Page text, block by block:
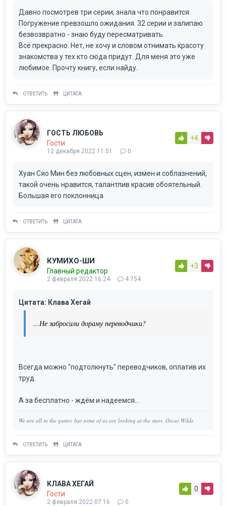
Давно посмотрев три серии, знала что понравится.
Погружение превзошло ожидания. 32 серии и залипаю
безвозвратно - знаю буду пересматривать.
Всё прекрасно. Нет, не хочу и словом отнимать красоту
знакомства у тех кто сюда придут. Для меня это уже
любимое. Прочту книгу, если найду.
ОТВЕТИТЬ ЦИТАТА
ГОСТЬ ЛЮБОВЬ
Гости
12 декабря 2022 11:51 0
+4
Хуан Сяо Мин без любовных сцен, измен и соблазнений,
такой очень нравится, талантлив красив обоятельный.
Большая его поклонница
ОТВЕТИТЬ ЦИТАТА
КУМИХО-ШИ
Главный редактор
2 февраля 2022 16:24 4 754
+3
Цитата: Клава Хегай
...Не забросили дораму переводчики?
Всегда можно "подтолкнуть" переводчиков, оплатив их
труд.
А за бесплатно - ждём и надеемся...
We are all in the gutter, but some of us are looking at the stars. Oscar Wilde
ОТВЕТИТЬ ЦИТАТА
КЛАВА ХЕГАЙ
Гости
2 февраля 2022 07:16 0
0